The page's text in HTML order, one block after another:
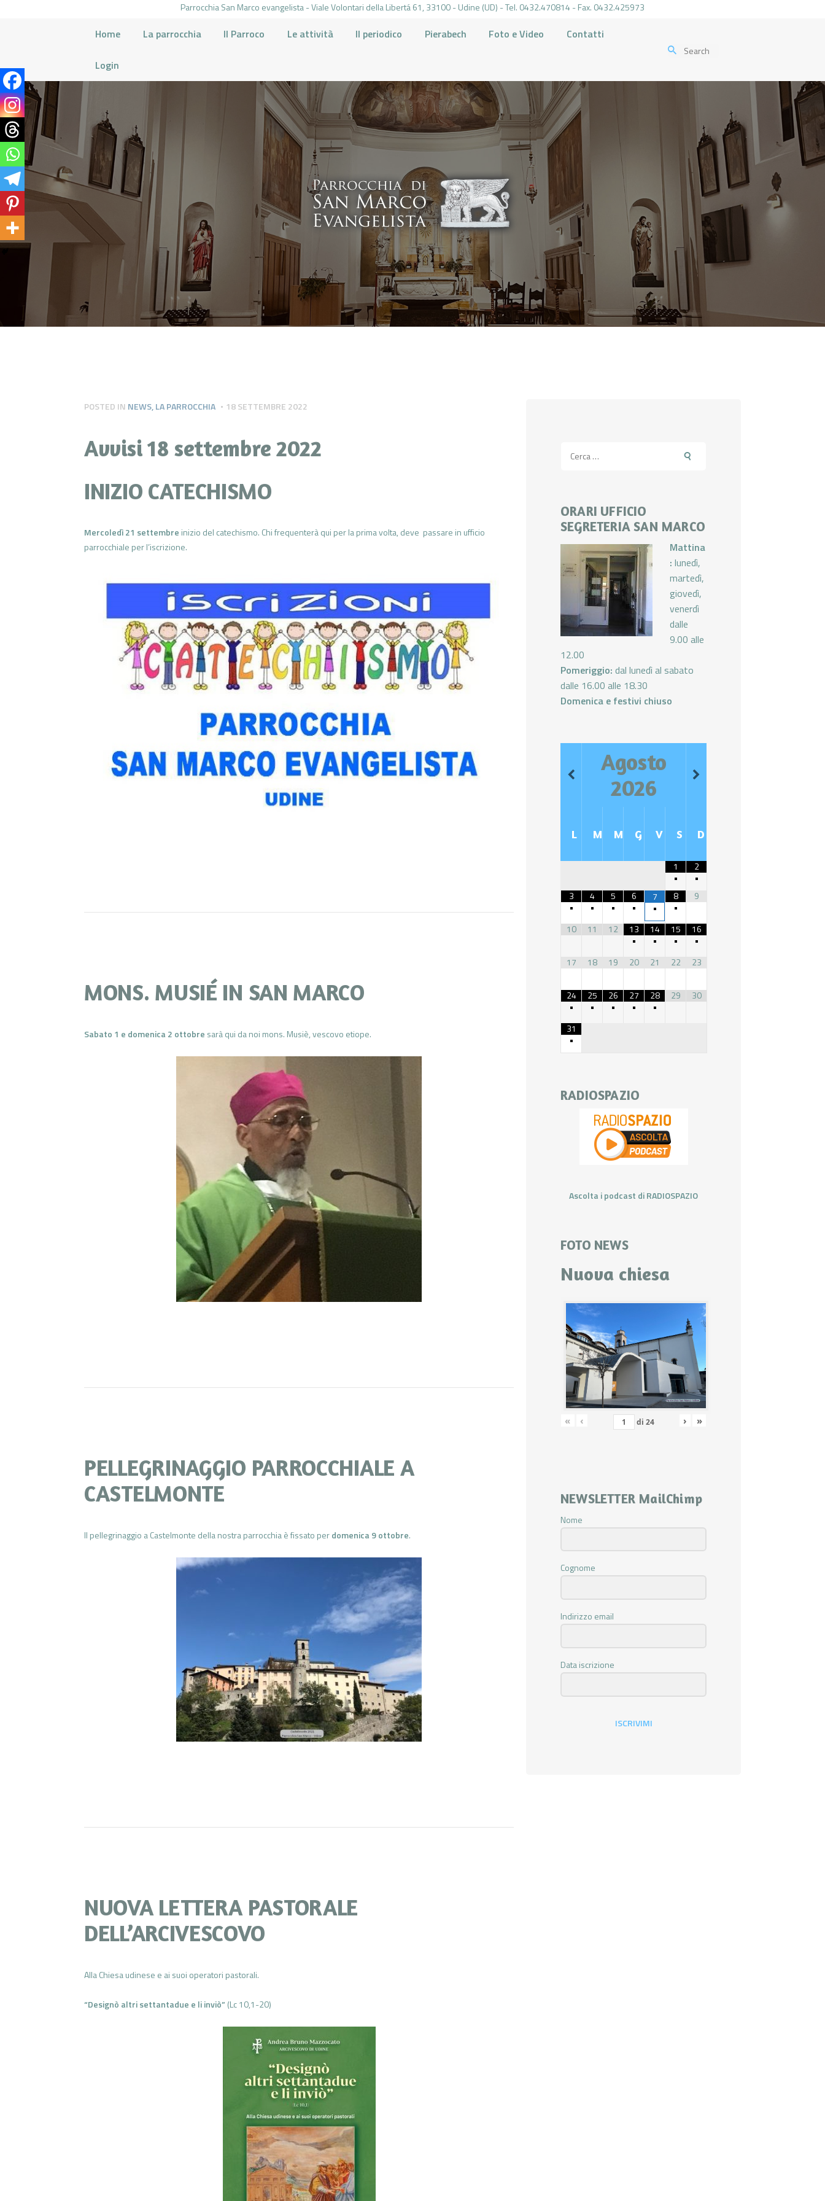
Parrocchia San Marco evangelista - Viale Volontari della Libertá 61, 33100 - Udine (UD) - Tel. 0432.470814 - Fax. 0432.425973
Home La parrocchia Il Parroco Le attività Il periodico Pierabech Foto e Video Contatti
Login
HOME
LA PARROCCHIA
IL PARROCO
LE ATTIVITÀ
IL PERIODICO
PIERABECH
FOTO E VIDEO
CONTATTI
POSTED IN NEWS,LA PARROCCHIA 18 SETTEMBRE 2022
Avvisi 18 settembre 2022
INIZIO CATECHISMO
Mercoledì 21 settembre inizio del catechismo. Chi frequenterà qui per la prima volta, deve passare in ufficio
parrocchiale per l’iscrizione.
MONS. MUSIÉ IN SAN MARCO
Sabato 1 e domenica 2 ottobre sarà qui da noi mons. Musiè, vescovo etiope.
PELLEGRINAGGIO PARROCCHIALE A
CASTELMONTE
Il pellegrinaggio a Castelmonte della nostra parrocchia è fissato perdomenica 9 ottobre.
NUOVA LETTERA PASTORALE
DELL’ARCIVESCOVO
Alla Chiesa udinese e ai suoi operatori pastorali.
“Designò altri settantadue e li inviò” (Lc 10,1-20)
per:
ORARI UFFICIO
SEGRETERIA SAN MARCO
Mattina
: lunedì,
martedì,
giovedì,
venerdì
dalle
9.00 alle
12.00
Pomeriggio: dal lunedì al sabato
dalle 16.00 alle 18.30
Domenica e festivi chiuso
Agosto
2026
L M M G V S D
1
•
2
•
3
•
4
•
5
•
6
•
7
•
8
•
9
10 11 12
13
•
14
•
15
•
16
•
17
18 19 20 21 22 23
24
•
25
•
26
•
27
•
28
•
29 30
31
•
RADIOSPAZIO
Ascolta i podcast di RADIOSPAZIO
FOTO NEWS
Nuova chiesa
« ‹ di 24 › »
NEWSLETTER MailChimp
Nome
Cognome
Indirizzo email
Data iscrizione
ISCRIVIMI